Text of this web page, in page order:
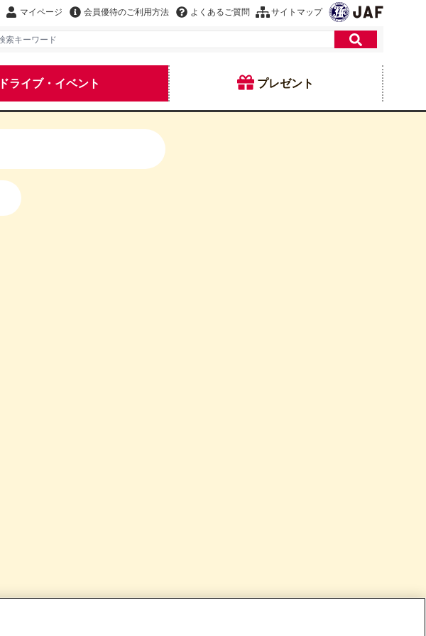
マイページ 会員優待のご利用方法 よくあるご質問 サイトマップ
ドライブ・イベント プレゼント